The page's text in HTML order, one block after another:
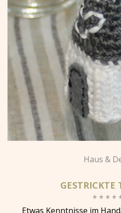
Haus &
GESTRICKTE
* * * *
Etwas Kenntnisse im